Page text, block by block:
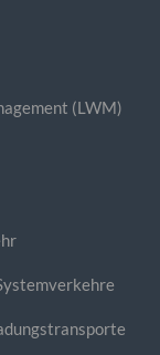
(LWM)